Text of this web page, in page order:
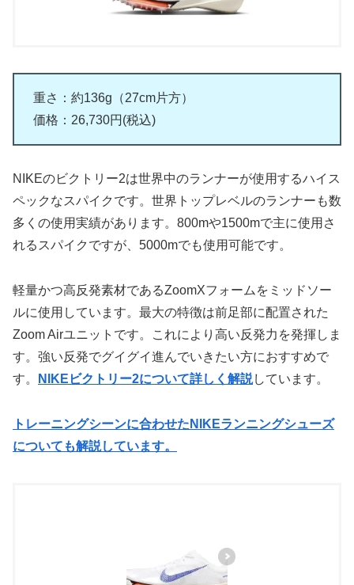
重さ：約136g（27cm片方）
価格：26,730円(税込)
NIKEのビクトリー2は世界中のランナーが使用するハイス
ペックなスパイクです。世界トップレベルのランナーも数
多くの使用実績があります。800mや1500mで主に使用さ
れるスパイクですが、5000mでも使用可能です。
軽量かつ高反発素材であるZoomXフォームをミッドソー
ルに使用しています。最大の特徴は前足部に配置された
Zoom Airユニットです。これにより高い反発力を発揮しま
す。強い反発でグイグイ進んでいきたい方におすすめで
す。
NIKEビクトリー2について詳しく解説しています。
トレーニングシーンに合わせたNIKEランニングシューズ
についても解説しています。